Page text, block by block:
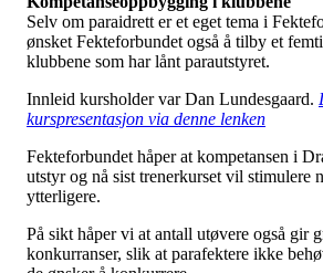
Selv om paraidrett er et eget tema i
ønsket Fekteforbundet også å tilby et
klubbene som har lånt parautstyret.
Innleid kursholder var Dan Lundesgaard.
kurspresentasjon via denne lenken
Fekteforbundet håper at kompetansen i
utstyr og nå sist trenerkurset vil stimulere
ytterligere.
På sikt håper vi at antall utøvere også gir
konkurranser, slik at parafektere ikke